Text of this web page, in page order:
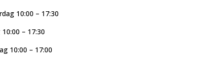
10:00 – 17:30
– 17:30
10:00 – 17:00